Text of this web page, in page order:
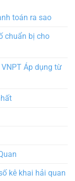
toán ra sao
chuẩn bị cho
Áp dụng từ
kê khai hải quan